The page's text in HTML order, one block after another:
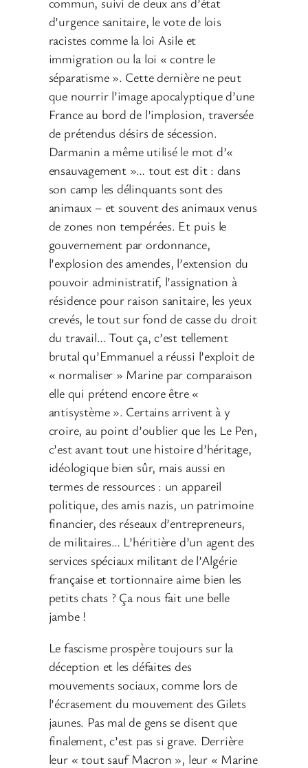
d’urgence sanitaire, le vote de lois
racistes comme la loi Asile et
immigration ou la loi « contre le
séparatisme ». Cette dernière ne peut
que nourrir l’image apocalyptique d’une
France au bord de l’implosion, traversée
de prétendus désirs de sécession.
Darmanin a même utilisé le mot d’«
ensauvagement »… tout est dit : dans
son camp les délinquants sont des
animaux – et souvent des animaux venus
de zones non tempérées. Et puis le
gouvernement par ordonnance,
l’explosion des amendes, l’extension du
pouvoir administratif, l’assignation à
résidence pour raison sanitaire, les yeux
crevés, le tout sur fond de casse du droit
du travail… Tout ça, c’est tellement
brutal qu’Emmanuel a réussi l’exploit de
« normaliser » Marine par comparaison
elle qui prétend encore être «
antisystème ». Certains arrivent à y
croire, au point d’oublier que les Le Pen,
c’est avant tout une histoire d’héritage,
idéologique bien sûr, mais aussi en
termes de ressources : un appareil
politique, des amis nazis, un patrimoine
financier, des réseaux d’entrepreneurs,
de militaires… L’héritière d’un agent des
services spéciaux militant de l’Algérie
française et tortionnaire aime bien les
petits chats ? Ça nous fait une belle
jambe !
Le fascisme prospère toujours sur la
déception et les défaites des
mouvements sociaux, comme lors de
l’écrasement du mouvement des Gilets
jaunes. Pas mal de gens se disent que
finalement, c’est pas si grave. Derrière
leur « tout sauf Macron », leur « Marine